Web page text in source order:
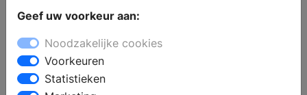
Geef uw voorkeur aan:
Noodzakelijke cookies
Voorkeuren
Statistieken